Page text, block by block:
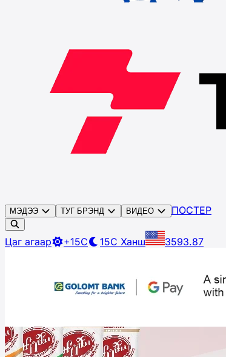
МЭДЭЭ ТУГ БРЭНД ВИДЕО ПОСТЕР
Цаг агаар +15C 15C Ханш 3593.87